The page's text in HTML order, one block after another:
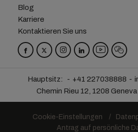
Blog
Karriere
Kontaktieren Sie uns
Hauptsitz: +41 227038888
Chemin Rieu 12, 1208 Geneva
Cookie-Einstellungen
Antrag auf persönliche